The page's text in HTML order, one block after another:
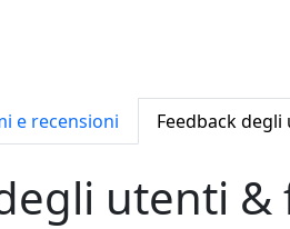
e recensioni Feedback degli
utenti &